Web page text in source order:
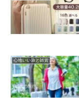
心地いい旅と雑貨